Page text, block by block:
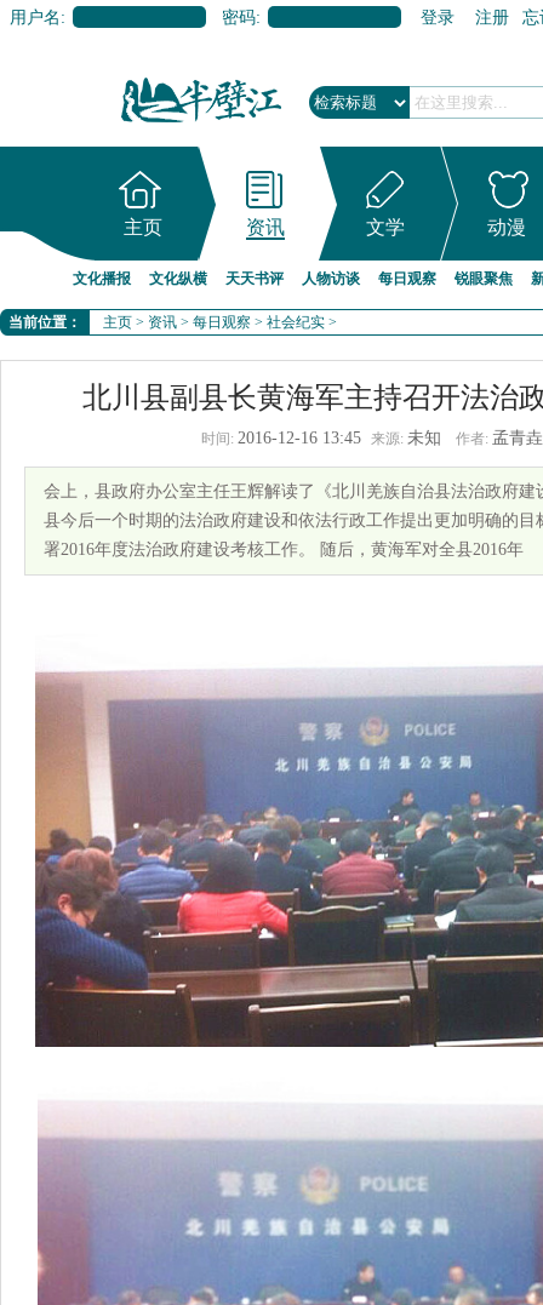
用户名: 密码: 登录 注册 忘
主页 资讯 文学 动漫
文化播报 文化纵横 天天书评 人物访谈 每日观察 锐眼聚焦
当前位置： 主页 > 资讯 > 每日观察 > 社会纪实 >
北川县副县长黄海军主持召开法治
时间: 2016-12-16 13:45 来源: 未知 作者: 孟青
会上，县政府办公室主任王辉解读了《北川羌族自治县法治政府建
县今后一个时期的法治政府建设和依法行政工作提出更加明确的
署2016年度法治政府建设考核工作。 随后，黄海军对全县2016年